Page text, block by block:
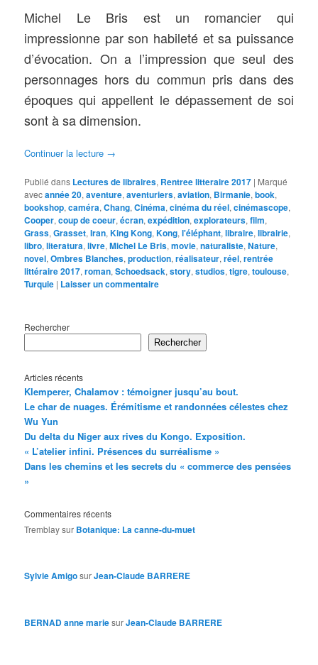
Michel Le Bris est un romancier qui
impressionne par son habileté et sa puissance
d’évocation. On a l’impression que seul des
personnages hors du commun pris dans des
époques qui appellent le dépassement de soi
sont à sa dimension.
Continuer la lecture →
Publié dans Lectures de libraires, Rentree litteraire 2017 | Marqué
avecannée 20,aventure,aventuriers,aviation, Birmanie,book,
bookshop,caméra,Chang,Cinéma,cinéma du réel,cinémascope,
Cooper,coup de coeur,écran,expédition,explorateurs,film,
Grass,Grasset,Iran,King Kong,Kong,l'éléphant,libraire,librairie,
libro,literatura,livre,Michel Le Bris,movie,naturaliste,Nature,
novel,Ombres Blanches,production,réalisateur,réel,rentrée
littéraire 2017,roman,Schoedsack,story,studios,tigre,toulouse,
Turquie | Laisser un commentaire
Rechercher
Rechercher
Articles récents
Klemperer, Chalamov : témoigner jusqu’au bout.
Le char de nuages. Érémitisme et randonnées célestes chez
Wu Yun
Du delta du Niger aux rives du Kongo. Exposition.
« L’atelier infini. Présences du surréalisme »
Dans les chemins et les secrets du « commerce des pensées
»
Commentaires récents
Tremblaysur Botanique: La canne-du-muet
Sylvie AmigosurJean-Claude BARRERE
BERNAD anne mariesurJean-Claude BARRERE